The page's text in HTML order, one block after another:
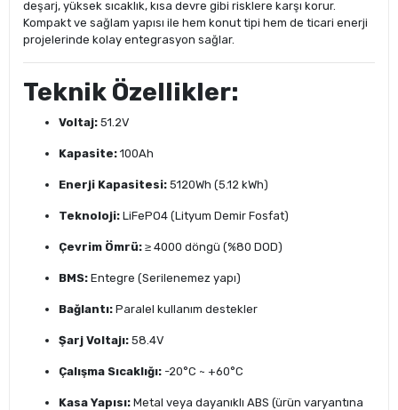
deşarj, yüksek sıcaklık, kısa devre gibi risklere karşı korur.
Kompakt ve sağlam yapısı ile hem konut tipi hem de ticari enerji
projelerinde kolay entegrasyon sağlar.
Teknik Özellikler:
Voltaj: 51.2V
Kapasite: 100Ah
Enerji Kapasitesi: 5120Wh (5.12 kWh)
Teknoloji: LiFePO4 (Lityum Demir Fosfat)
Çevrim Ömrü: ≥ 4000 döngü (%80 DOD)
BMS: Entegre (Serilenemez yapı)
Bağlantı: Paralel kullanım destekler
Şarj Voltajı: 58.4V
Çalışma Sıcaklığı: -20°C ~ +60°C
Kasa Yapısı: Metal veya dayanıklı ABS (ürün varyantına